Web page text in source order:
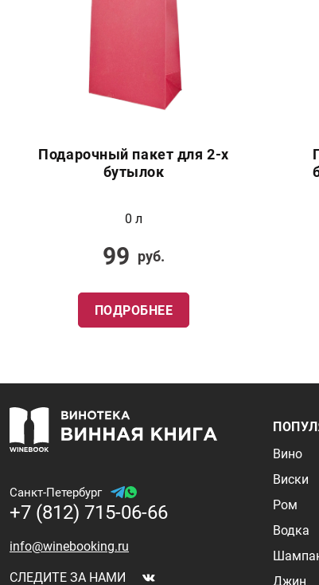
Подарочный пакет для 2-х
бутылок
0 л
99 руб.
ПОДРОБНЕЕ
Санкт-Петербург
+7 (812) 715-06-66
info@winebooking.ru
СЛЕДИТЕ ЗА НАМИ
Вино
Виски
Ром
Водка
Джин